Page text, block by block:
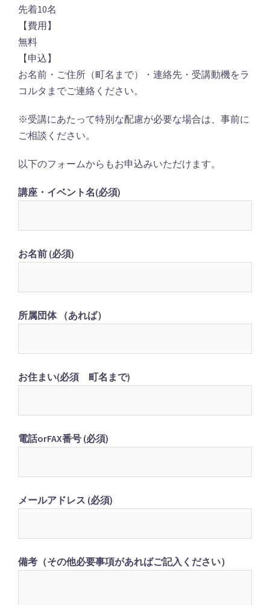
先着10名
【費用】
無料
【申込】
お名前・ご住所（町名まで）・連絡先・受講動機をラ
コルタまでご連絡ください。
※受講にあたって特別な配慮が必要な場合は、事前に
ご相談ください。
以下のフォームからもお申込みいただけます。
講座・イベント名(必須)
お名前 (必須)
所属団体 （あれば）
お住まい(必須 町名まで)
電話orFAX番号 (必須)
メールアドレス (必須)
備考（その他必要事項があればご記入ください）